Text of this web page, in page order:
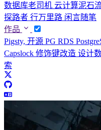
数据库老司机 云计算泥石
探路者 行万里路 闲言随笔
作品
Pigsty, 开源 PG RDS
Capslock 修饰键改造 设计
索